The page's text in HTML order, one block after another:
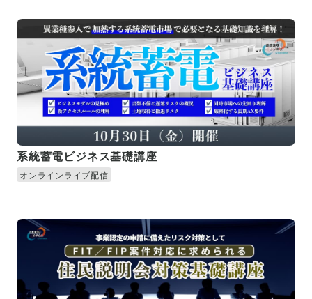
系統蓄電ビジネス基礎講座
オンラインライブ配信